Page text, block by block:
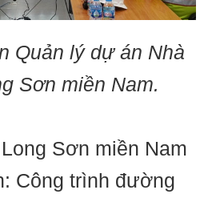
Quản lý dự án Nhà
Sơn miền Nam.
Sơn miền Nam
Công trình đường